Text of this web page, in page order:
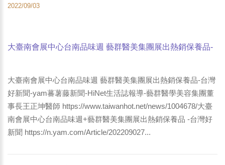
2022/09/03
大臺南會展中心台南品味週 藝群醫美集團展出熱銷保養品-
大臺南會展中心台南品味週 藝群醫美集團展出熱銷保養品-台灣
好新聞-yam蕃薯藤新聞-HiNet生活誌報導-藝群醫學美容集團董
事長王正坤醫師 https://www.taiwanhot.net/news/1004678/大臺
南會展中心台南品味週+藝群醫美集團展出熱銷保養品 -台灣好
新聞 https://n.yam.com/Article/202209027...